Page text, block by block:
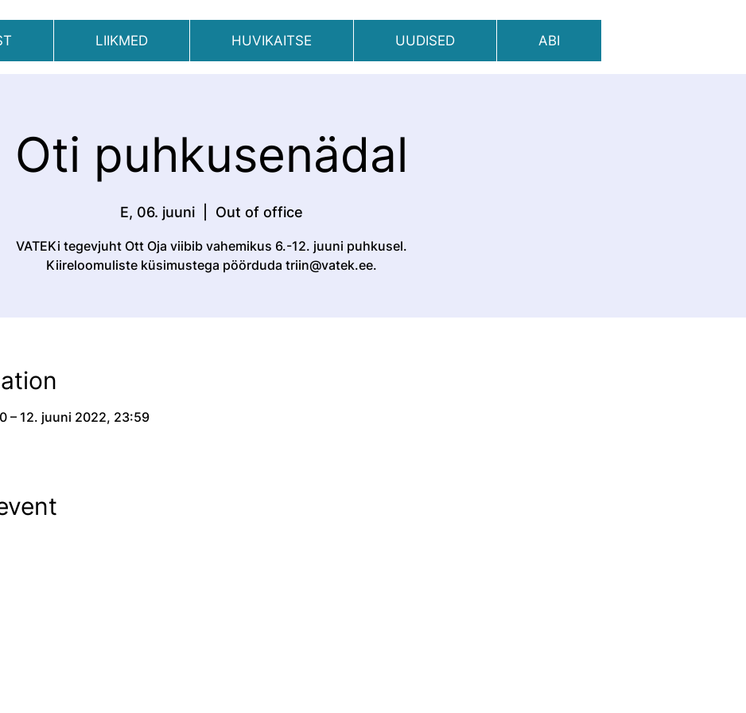
LIIKMED HUVIKAITSE UUDISED ABI
Oti puhkusenädal
E, 06. juuni Out of office
VATEKi tegevjuht Ott Oja viibib vahemikus 6.-12. juuni puhkusel.
Kiireloomuliste küsimustega pöörduda triin@vatek.ee.
– 12. juuni 2022, 23:59